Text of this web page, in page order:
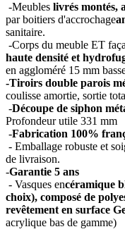
-Meubles livrés montés,
par boitiers d'accrochage
sanitaire.
-Corps du meuble ET
haute densité et
en aggloméré 15 mm
-Tiroirs double parois
coulisse amortie, sortie
-Découpe de siphon
Profondeur utile 331 mm
-Fabrication 100%
- Emballage robuste et
de livraison.
-Garantie 5 ans
- Vasques encéramique
choix), composé de
revêtement en surface
acrylique bas de gamme)